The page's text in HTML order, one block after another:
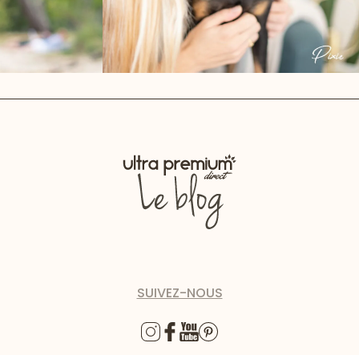
SUIVEZ-NOUS